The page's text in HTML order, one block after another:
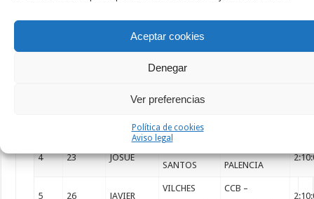
Aceptar cookies
Denegar
Ver preferencias
Política de cookies
Aviso legal
Máster 60
ZARZA
4 23 JOSUE
SANTOS
PALENCIA
5 26 JAVIER
VILCHES
CCB –